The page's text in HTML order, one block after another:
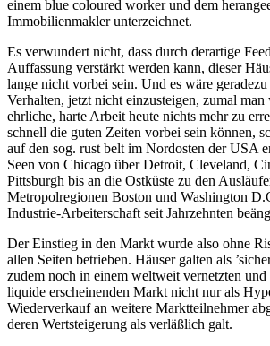
einem blue coloured worker und dem
Immobilienmakler unterzeichnet.
Es verwundert nicht, dass durch derartige
Auffassung verstärkt werden kann, dieser
lange nicht vorbei sein. Und es wäre geradezu
Verhalten, jetzt nicht einzusteigen, zumal man
ehrliche, harte Arbeit heute nichts mehr zu
schnell die guten Zeiten vorbei sein können,
auf den sog. rust belt im Nordosten der USA
Seen von Chicago über Detroit, Cleveland,
Pittsburgh bis an die Ostküste zu den
Metropolregionen Boston und Washington
Industrie-Arbeiterschaft seit Jahrzehnten
Der Einstieg in den Markt wurde also ohne
allen Seiten betrieben. Häuser galten als
zudem noch in einem weltweit vernetzten und
liquide erscheinenden Markt nicht nur als
Wiederverkauf an weitere Marktteilnehmer
deren Wertsteigerung als verläßlich galt.